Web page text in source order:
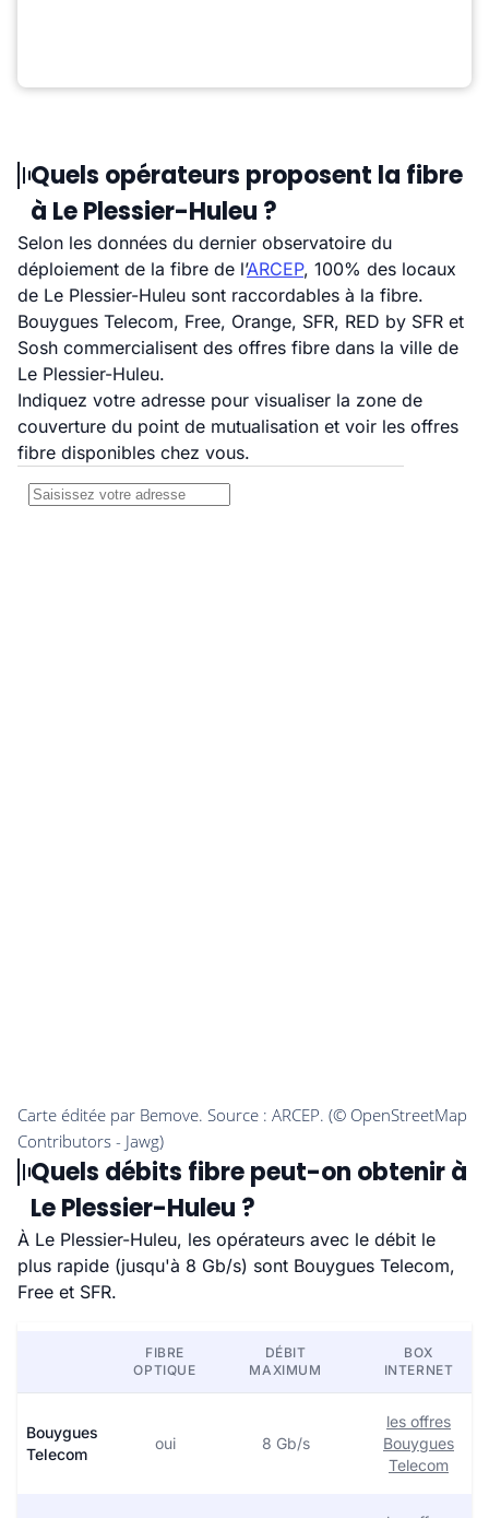
Quels opérateurs proposent la fibre
à Le Plessier-Huleu ?
Selon les données du dernier observatoire du
déploiement de la fibre de l’ARCEP, 100% des locaux
de Le Plessier-Huleu sont raccordables à la fibre.
Bouygues Telecom, Free, Orange, SFR, RED by SFR et
Sosh commercialisent des offres fibre dans la ville de
Le Plessier-Huleu.
Indiquez votre adresse pour visualiser la zone de
couverture du point de mutualisation et voir les offres
fibre disponibles chez vous.
Quels débits fibre peut-on obtenir à
Le Plessier-Huleu ?
À Le Plessier-Huleu, les opérateurs avec le débit le
plus rapide (jusqu'à 8 Gb/s) sont Bouygues Telecom,
Free et SFR.
FIBRE
OPTIQUE
DÉBIT
MAXIMUM
BOX
INTERNET
Bouygues
Telecom
oui 8 Gb/s
les offres
Bouygues
Telecom